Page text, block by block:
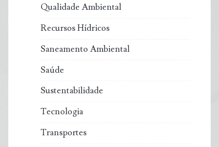
Qualidade Ambiental
Recursos Hídricos
Saneamento Ambiental
Saúde
Sustentabilidade
Tecnologia
Transportes